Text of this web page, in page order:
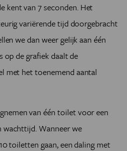
kent van 7 seconden. Het
variërende tijd doorgebracht
we dan weer gelijk aan één
op de grafiek daalt de
met het toenemend aantal
van één toilet voor een
Wanneer we
toiletten gaan, een daling met